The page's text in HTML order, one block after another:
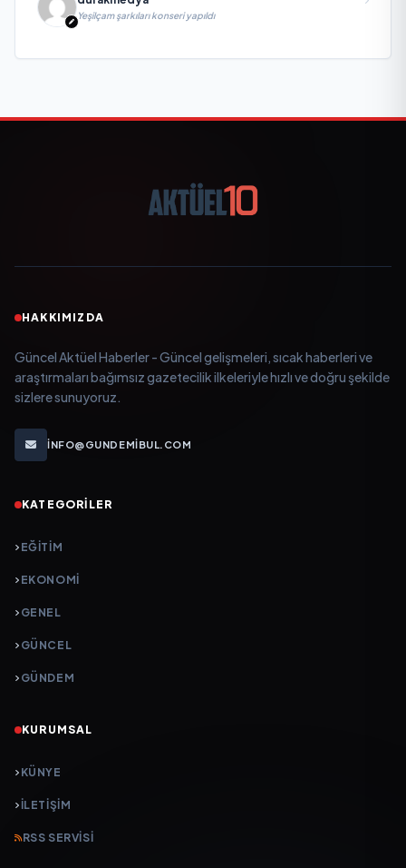
Yeşilçam şarkıları konseri yapıldı
HAKKIMIZDA
Güncel Aktüel Haberler - Güncel gelişmeleri, sıcak haberleri ve
araştırmaları bağımsız gazetecilik ilkeleriyle hızlı ve doğru şekilde
sizlere sunuyoruz.
INFO@GUNDEMIBUL.COM
KATEGORILER
EĞITIM
EKONOMI
GENEL
GÜNCEL
GÜNDEM
KURUMSAL
KÜNYE
İLETIŞIM
RSS SERVISI